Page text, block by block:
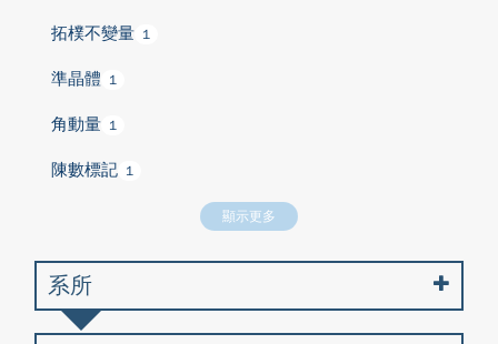
拓樸不變量 1
準晶體 1
角動量 1
陳數標記 1
顯示更多
系所